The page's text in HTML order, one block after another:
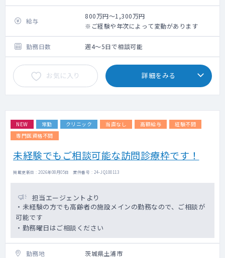
管理病床数：15～25床程度（応相談）
給与
800万円～1,300万円
※ご経験や年次によって変動があります
勤務日数 週4～5日で相談可能
お気に入り 詳細をみる
NEW 常勤 クリニック 当直なし 高額給与
経験不問
専門医資格不問
未経験でもご相談可能な訪問診療枠です！
掲載更新日 : 2026年08月05日 案件番号 : 24-JQ100113
担当エージェントより
・未経験の方でも高齢者の施設メインの勤務なので、ご相談が
可能です
・勤務曜日はご相談ください
勤務地 茨城県土浦市